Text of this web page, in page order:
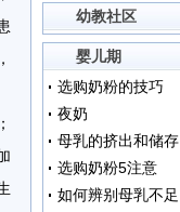
幼教社区
婴儿期
选购奶粉的技巧
夜奶
母乳的挤出和储存
选购奶粉5注意
如何辨别母乳不足